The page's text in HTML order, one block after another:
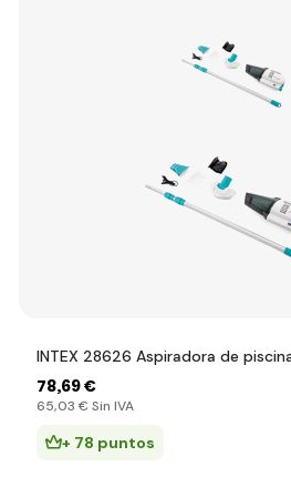
INTEX 28626 Aspiradora de
78,69 €
65,03 € Sin IVA
+ 78 puntos